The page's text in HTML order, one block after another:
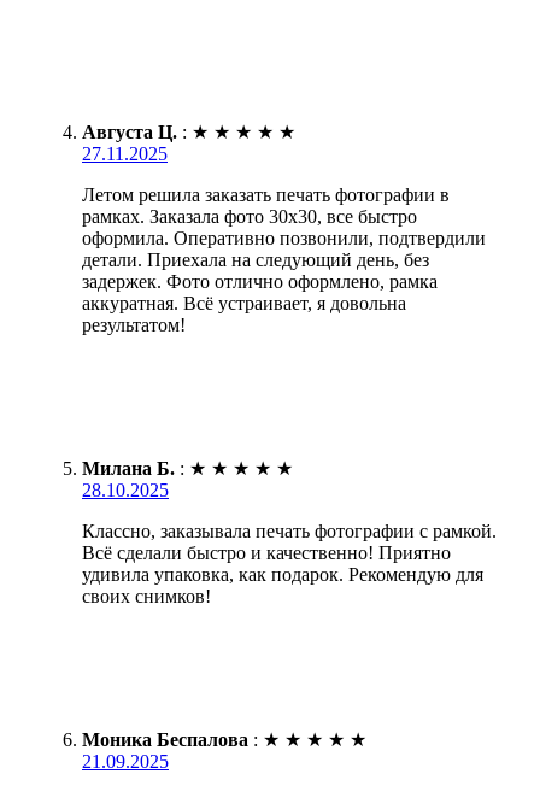
Августа Ц. : ★ ★ ★ ★ ★
27.11.2025
Летом решила заказать печать фотографии в
рамках. Заказала фото 30х30, все быстро
оформила. Оперативно позвонили, подтвердили
детали. Приехала на следующий день, без
задержек. Фото отлично оформлено, рамка
аккуратная. Всё устраивает, я довольна
результатом!
Милана Б. : ★ ★ ★ ★ ★
28.10.2025
Классно, заказывала печать фотографии с рамкой.
Всё сделали быстро и качественно! Приятно
удивила упаковка, как подарок. Рекомендую для
своих снимков!
Моника Беспалова : ★ ★ ★ ★ ★
21.09.2025